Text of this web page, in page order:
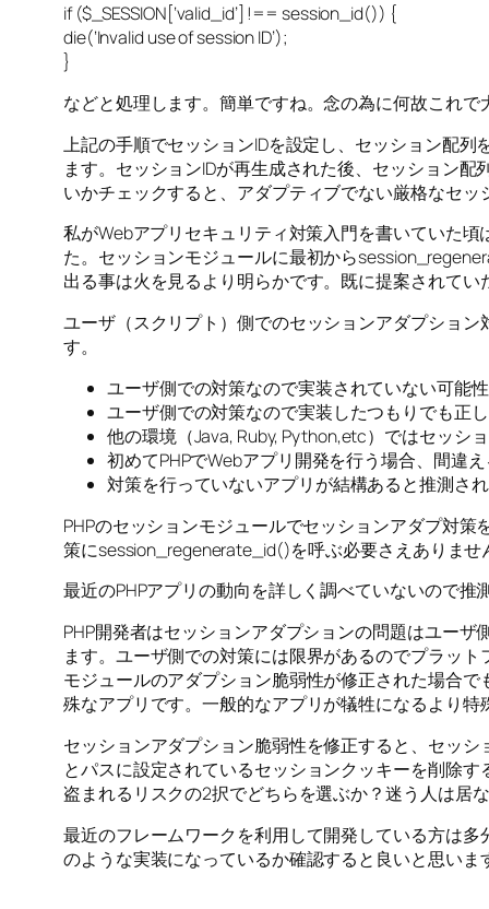
if ($_SESSION[‘valid_id’] !== session_id()) {
die(‘Invalid use of session ID’);
}
などと処理します。簡単ですね。念の為に何故これ
上記の手順でセッションIDを設定し、セッション配
ます。セッションIDが再生成された後、セッション
いかチェックすると、アダプティブでない厳格なセッ
私がWebアプリセキュリティ対策入門を書いていた
た。セッションモジュールに最初から
出る事は火を見るより明らかです。既に提案されて
ユーザ（スクリプト）側でのセッションアダプショ
す。
ユーザ側での対策なので実装されていない可能
ユーザ側での対策なので実装したつもりでも正
他の環境（Java, Ruby, Python,etc）ではセッシ
初めてPHPでWebアプリ開発を行う場合、間違
対策を行っていないアプリが結構あると推測さ
PHPのセッションモジュールでセッションアダプ対
策にsession_regenerate_id()を呼ぶ必要さえありませ
最近のPHPアプリの動向を詳しく調べていないので
PHP開発者はセッションアダプションの問題はユー
ます。ユーザ側での対策には限界があるのでプラッ
モジュールのアダプション脆弱性が修正された場合
殊なアプリです。一般的なアプリが犠牲になるより
セッションアダプション脆弱性を修正すると、セッ
とパスに設定されているセッションクッキーを削除
盗まれるリスクの2択でどちらを選ぶか？迷う人は居
最近のフレームワークを利用して開発している方は
のような実装になっているか確認すると良いと思いま